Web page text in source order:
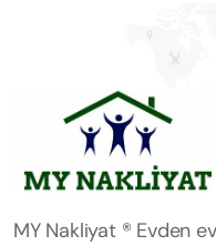
MY Nakliyat ® Evden